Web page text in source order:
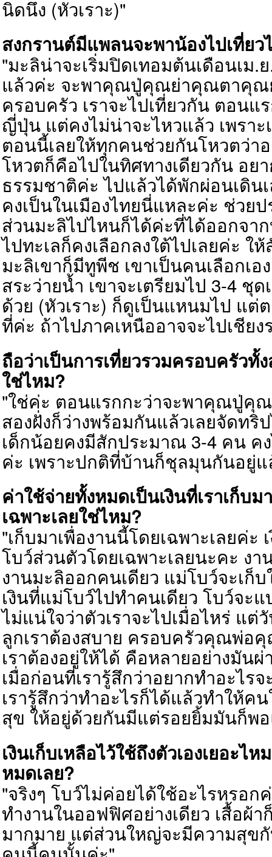
นิดนึง (หัวเราะ)"
สงกรานต์มีแพลนจะพาน้องไปเที่ย
"มะลิน่าจะเริ่มปิดเทอมต้นเดือนเม
แล้วค่ะ จะพาคุณปู่คุณย่าคุณตาคุณ
ครอบครัว เราจะไปเที่ยวกัน ตอน
ญี่ปุ่น แต่คงไม่น่าจะไหวแล้ว เพรา
ตอนนี้เลยให้ทุกคนช่วยกันโหวตว่า
โหวตก็คือไปในทิศทางเดียวกัน อย
ธรรมชาติค่ะ ไปแล้วได้พักผ่อนเดิน
คงเป็นในเมืองไทยนี่แหละค่ะ ช่วย
ส่วนมะลิไปไหนก็ได้ค่ะที่ได้ออกจา
ไปทะเลก็คงเลือกลงใต้ไปเลยค่ะ ใ
มะลิเขาก็มีทูพีช เขาเป็นคนเลือกเ
สระว่ายน้ำ เขาจะเตรียมไป 3-4 ชุ
ด้วย (หัวเราะ) ก็ดูเป็นแหนมไป แ
ที่ค่ะ ถ้าไปภาคเหนืออาจจะไปเชียง
ถือว่าเป็นการเที่ยวรวมครอบครัวทั้
ใช่ไหม?
"ใช่ค่ะ ตอนแรกกะว่าจะพาคุณปู่คุ
สองฝั่งก็ว่างพร้อมกันแล้วเลยจัดทริ
เด็กน้อยคงมีสักประมาณ 3-4 คน ค
ค่ะ เพราะปกติที่บ้านก็ชุลมุนกันอยู่แ
ค่าใช้จ่ายทั้งหมดเป็นเงินที่เราเก็บ
เฉพาะเลยใช่ไหม?
"เก็บมาเพื่องานนี้โดยเฉพาะเลยค่ะ
โบว์ส่วนตัวโดยเฉพาะเลยนะคะ ง
งานมะลิออกคนเดียว แม่โบว์จะเก็
เงินที่แม่โบว์ไปทำคนเดียว โบว์จะแ
ไม่แน่ใจว่าตัวเราจะไปเมื่อไหร่ แต่
ลูกเราต้องสบาย ครอบครัวคุณพ่อ
เราต้องอยู่ให้ได้ คือหลายอย่างมัน
เมื่อก่อนที่เรารู้สึกว่าอยากทำอะไร
เรารู้สึกว่าทำอะไรก็ได้แล้วทำให้ค
สุข ให้อยู่ด้วยกันมีแต่รอยยิ้มมันก็พ
เงินเก็บเหลือไว้ใช้ถึงตัวเองเยอะไ
หมดเลย?
"จริงๆ โบว์ไม่ค่อยได้ใช้อะไรหรอ
ทำงานในออฟฟิศอย่างเดียว เสื้อผ้
มากมาย แต่ส่วนใหญ่จะมีความสุข